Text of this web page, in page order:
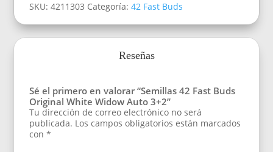
SKU:4211303 Categoría:42 Fast Buds
Reseñas
Sé el primero en valorar “Semillas 42 Fast Buds
Original White Widow Auto 3+2”
Tu dirección de correo electrónico no será
publicada. Los campos obligatorios están marcados
con*